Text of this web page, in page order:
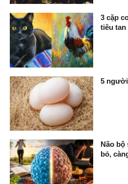
3 cặp
tiêu tan
5
Não
bỏ,